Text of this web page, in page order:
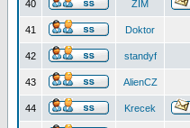
40 ZIM
41 Doktor
42 standyf
43 AlienCZ
44 Krecek